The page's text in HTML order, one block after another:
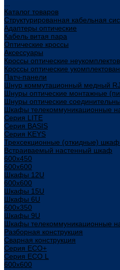
Каталог товаров
Структурированная кабельная
Адаптеры оптические
Кабель витая пара
Оптические кроссы
Аксессуары
Кроссы оптические
Кроссы оптические
Патч-панели
Шнур коммутационный медный
Шнуры оптические монтажные
Шнуры оптические
Шкафы телекоммуникационные
Cерия LITE
Cерия BASIS
Cерия KEYS
Трехсекционные (откидные)
Встраиваемый настенный шкаф
600x450
600x600
Шкафы 12U
600x600
Шкафы 15U
Шкафы 6U
600x350
Шкафы 9U
Шкафы телекоммуникационные
Разборная конструкция
Сварная конструкция
Серия ECO+
Серия ECO L
600x600